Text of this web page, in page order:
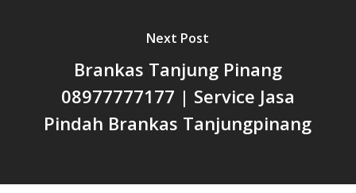
Next Post
Brankas Tanjung Pinang
08977777177 | Service Jasa
Pindah Brankas Tanjungpinang